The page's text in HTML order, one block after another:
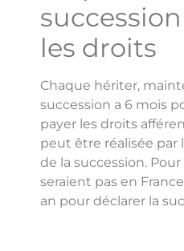
les droits
Chaque hériter,
succession a 6 mois
payer les droits
peut être réalisée par
de la succession.
seraient pas en
an pour déclarer la